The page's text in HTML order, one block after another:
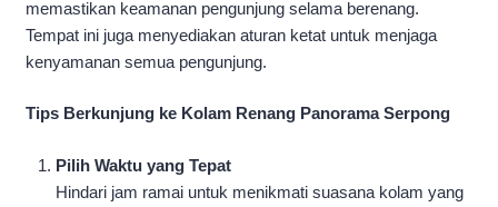
memastikan keamanan pengunjung selama berenang.
Tempat ini juga menyediakan aturan ketat untuk menjaga
kenyamanan semua pengunjung.
Tips Berkunjung ke Kolam Renang Panorama Serpong
Pilih Waktu yang Tepat
Hindari jam ramai untuk menikmati suasana kolam yang